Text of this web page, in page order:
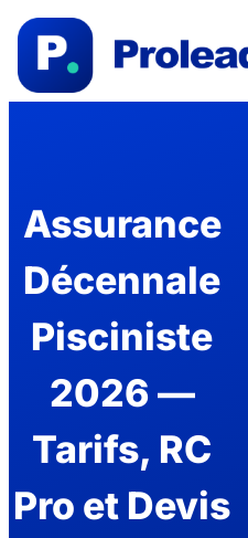
Assurance
Décennale
Pisciniste
2026 —
Tarifs, RC
Pro et Devis